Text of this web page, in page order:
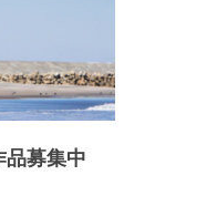
品募集中